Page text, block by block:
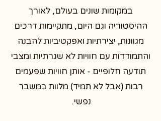
במקומות שונים בעולם, לאורך
ההיסטוריה וגם היום, מתקיימות דרכים
מגוונות, יצירתיות ואפקטיביות להבנה
והתמודדות עם חוויות לא שגרתיות ומצבי
תודעה חלופיים - אותן חוויות שפעמים
רבות (אבל לא תמיד) מלוות במשבר
נפשי.